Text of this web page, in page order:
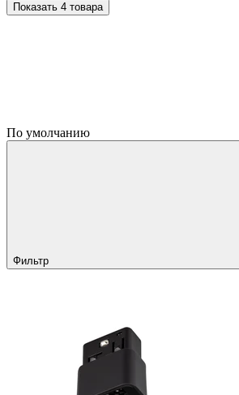
Показать 4 товара
По умолчанию
Фильтр